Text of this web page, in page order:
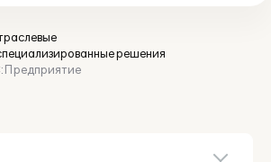
решения